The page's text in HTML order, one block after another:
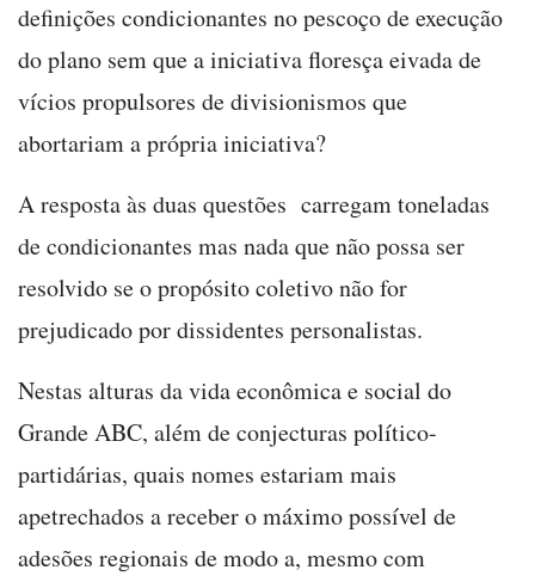
definições condicionantes no pescoço de execução
do plano sem que a iniciativa floresça eivada de
vícios propulsores de divisionismos que
abortariam a própria iniciativa?
A resposta às duas questões carregam toneladas
de condicionantes mas nada que não possa ser
resolvido se o propósito coletivo não for
prejudicado por dissidentes personalistas.
Nestas alturas da vida econômica e social do
Grande ABC, além de conjecturas político-
partidárias, quais nomes estariam mais
apetrechados a receber o máximo possível de
adesões regionais de modo a, mesmo com